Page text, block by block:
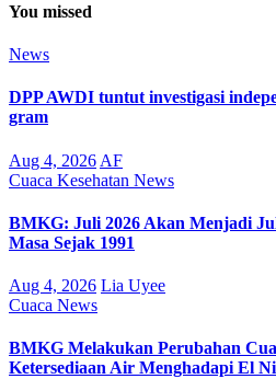
You missed
News
DPP AWDI tuntut investigasi
gram
Aug 4, 2026 AF
Cuaca Kesehatan News
BMKG: Juli 2026 Akan Menjadi
Masa Sejak 1991
Aug 4, 2026 Lia Uyee
Cuaca News
BMKG Melakukan Perubahan
Ketersediaan Air Menghadapi El